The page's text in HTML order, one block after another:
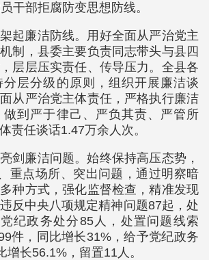
干部拒腐防变思想防线。
起廉洁防线。用好全面从严治党主
制，县委主要负责同志带头与县四
层层压实责任、传导压力。全县各
层分级的原则，组织开展廉洁谈
从严治党主体责任，严格执行廉洁
做到严于律己、严负其责、严管所
责任谈话1.47万余人次。
剑廉洁问题。始终保持高压态势，
重点场所、突出问题，通过明察暗
种方式，强化监督检查，精准发现
反中央八项规定精神问题87起，处
纪政务处分85人，处置问题线索
件，同比增长31%，给予党纪政务
增长56.1%，留置11人。